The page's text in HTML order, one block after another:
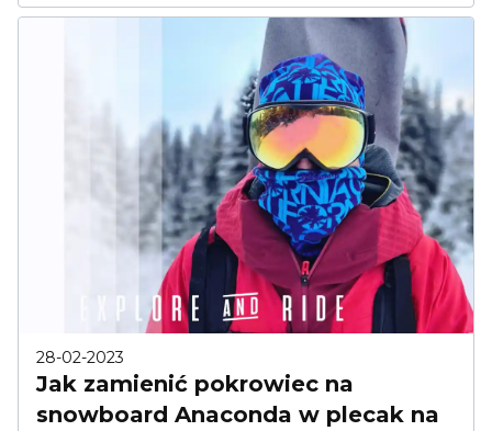
28-02-2023
Jak zamienić pokrowiec na
snowboard Anaconda w plecak na